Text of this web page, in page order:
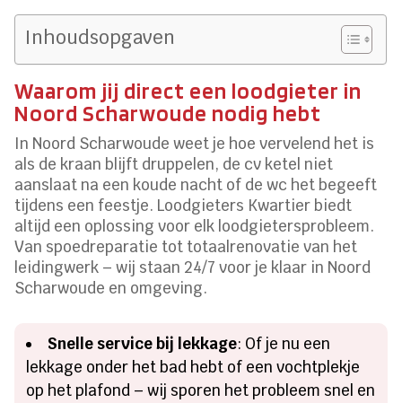
Inhoudsopgaven
Waarom jij direct een loodgieter in
Noord Scharwoude nodig hebt
In Noord Scharwoude weet je hoe vervelend het is
als de kraan blijft druppelen, de cv ketel niet
aanslaat na een koude nacht of de wc het begeeft
tijdens een feestje.​ Loodgieters Kwartier biedt
altijd een oplossing voor elk loodgietersprobleem.​
Van spoedreparatie tot totaalrenovatie van het
leidingwerk – wij staan 24/7 voor je klaar in Noord
Scharwoude en omgeving.​
Snelle service bij lekkage: Of je nu een
lekkage onder het bad hebt of een vochtplekje
op het plafond – wij sporen het probleem snel en